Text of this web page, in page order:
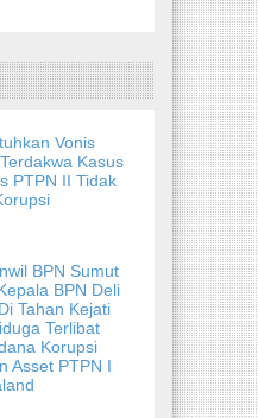
Vonis
Kasus
PTPN II Tidak
BPN Sumut
BPN Deli
Tahan Kejati
Terlibat
Korupsi
Asset PTPN I